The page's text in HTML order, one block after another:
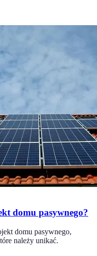
domu pasywnego?
domu pasywnego,
należy unikać.